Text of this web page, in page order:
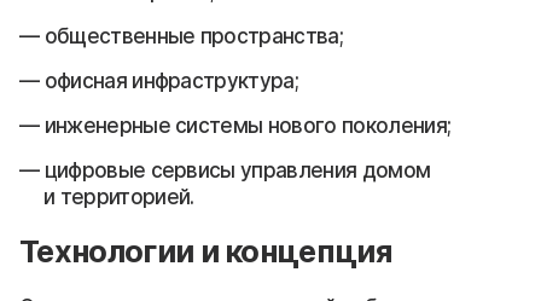
общественные пространства;
офисная инфраструктура;
инженерные системы нового поколения;
цифровые сервисы управления домом
и территорией.
Технологии и концепция